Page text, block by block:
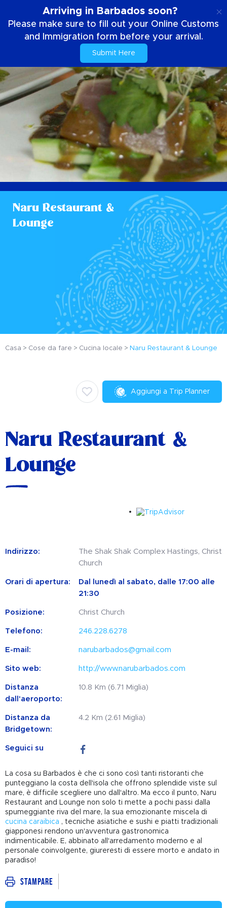
Arriving in Barbados soon?
Please make sure to fill out your Online Customs
and Immigration form before your arrival.
Submit Here
Naru Restaurant &
Lounge
Casa Cose da fare Cucina locale Naru Restaurant & Lounge
Aggiungi a Trip Planner
Naru Restaurant &
Lounge
Indirizzo:
The Shak Shak Complex Hastings, Christ
Church
Orari di apertura:
Dal lunedì al sabato, dalle 17:00 alle
21:30
Posizione: Christ Church
Telefono: 246.228.6278
E-mail: narubarbados@gmail.com
Sito web: http://www.narubarbados.com
Distanza
dall'aeroporto:
10.8 Km (6.71 Miglia)
Distanza da
Bridgetown:
4.2 Km (2.61 Miglia)
Seguici su
La cosa su Barbados è che ci sono così tanti ristoranti che
punteggiano la costa dell'isola che offrono splendide viste sul
mare, è difficile scegliere uno dall'altro. Ma ecco il punto, Naru
Restaurant and Lounge non solo ti mette a pochi passi dalla
spumeggiante riva del mare, la sua emozionante miscela di
cucina caraibica , tecniche asiatiche e sushi e piatti tradizionali
giapponesi rendono un'avventura gastronomica
indimenticabile. E, abbinato all'arredamento moderno e al
personale coinvolgente, giureresti di essere morto e andato in
paradiso!
Stampare